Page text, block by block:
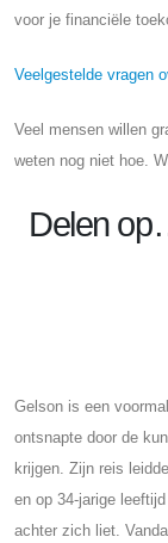
voor je financiële
Veelgestelde vragen
Veel mensen willen
weten nog niet hoe.
Delen
Gelson is een
ontsnapte door de
krijgen. Zijn reis
en op 34-jarige
achter zich liet.